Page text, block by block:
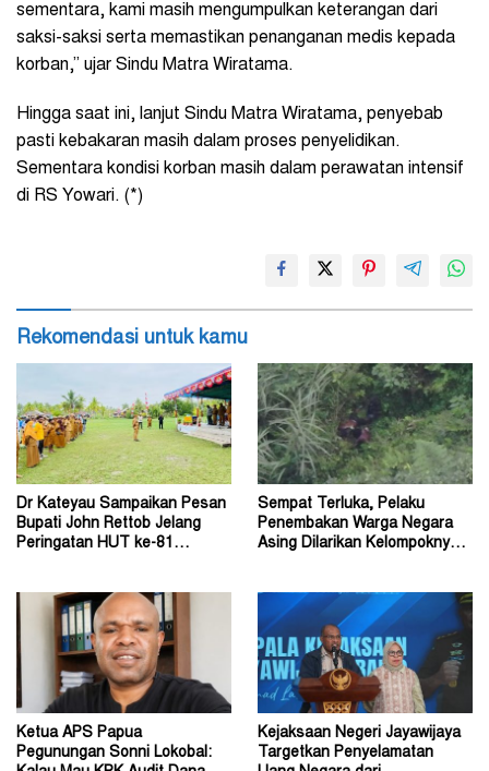
sementara, kami masih mengumpulkan keterangan dari
saksi-saksi serta memastikan penanganan medis kepada
korban,” ujar Sindu Matra Wiratama.
Hingga saat ini, lanjut Sindu Matra Wiratama, penyebab
pasti kebakaran masih dalam proses penyelidikan.
Sementara kondisi korban masih dalam perawatan intensif
di RS Yowari. (*)
Rekomendasi untuk kamu
Dr Kateyau Sampaikan Pesan
Bupati John Rettob Jelang
Peringatan HUT ke-81
Sempat Terluka, Pelaku
Penembakan Warga Negara
Asing Dilarikan Kelompoknya
Ketua APS Papua
Pegunungan Sonni Lokobal:
Kejaksaan Negeri Jayawijaya
Targetkan Penyelamatan